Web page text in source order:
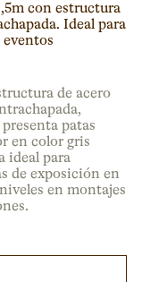
con estructura
Ideal para
eventos
de acero
patas
en color gris
ideal para
de exposición en
en montajes